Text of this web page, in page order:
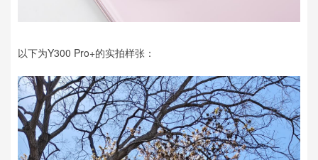
以下为Y300 Pro+的实拍样张：